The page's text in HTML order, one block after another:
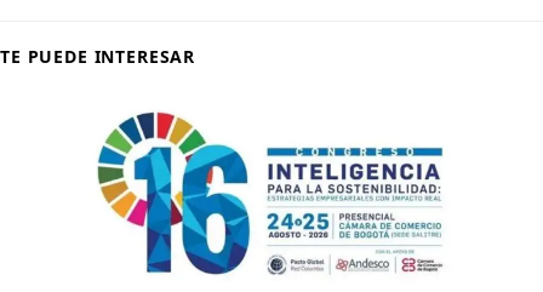
TE PUEDE INTERESAR